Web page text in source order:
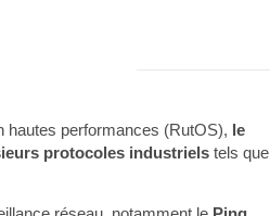
hautes performances (RutOS), le
protocoles industriels tels que